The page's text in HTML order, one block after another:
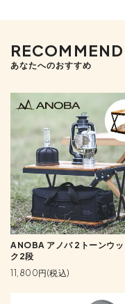
RECOMMEND
あなたへのおすすめ
ANOBA アノバ 2トーンウッ
ク2段
11,800円(税込)